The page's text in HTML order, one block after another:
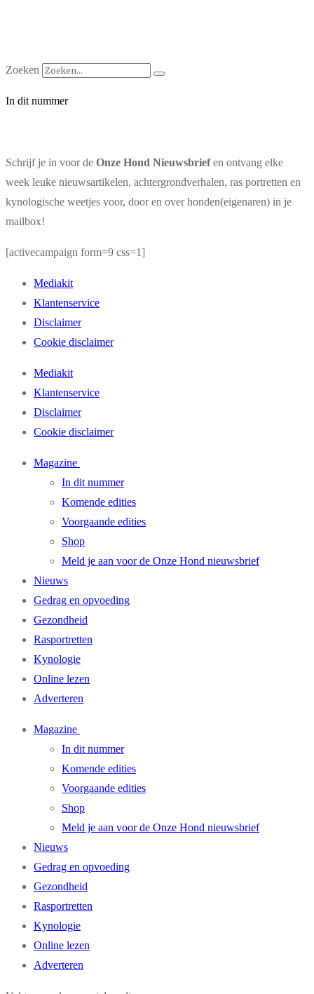
Zoeken
In dit nummer
Schrijf je in voor de Onze Hond Nieuwsbriefen ontvang elke
week leuke nieuwsartikelen, achtergrondverhalen, ras portretten en
kynologische weetjes voor, door en over honden(eigenaren) in je
mailbox!
[activecampaign form=9 css=1]
Mediakit
Klantenservice
Disclaimer
Cookie disclaimer
Mediakit
Klantenservice
Disclaimer
Cookie disclaimer
Magazine
In dit nummer
Komende edities
Voorgaande edities
Shop
Meld je aan voor de Onze Hond nieuwsbrief
Nieuws
Gedrag en opvoeding
Gezondheid
Rasportretten
Kynologie
Online lezen
Adverteren
Magazine
In dit nummer
Komende edities
Voorgaande edities
Shop
Meld je aan voor de Onze Hond nieuwsbrief
Nieuws
Gedrag en opvoeding
Gezondheid
Rasportretten
Kynologie
Online lezen
Adverteren